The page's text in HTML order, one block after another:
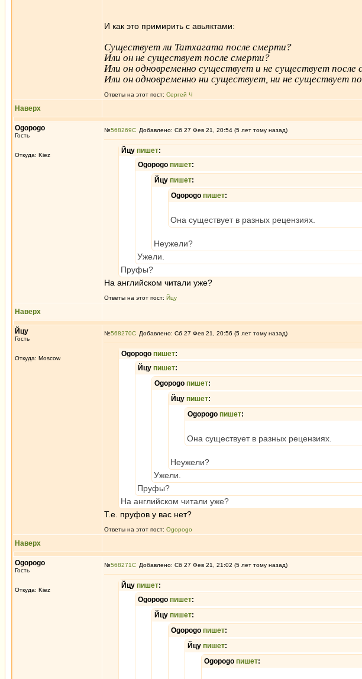
И как это примирить с авьяктами:
Существует ли Татхагата после смерти?
Или он не существует после смерти?
Или он одновременно существует и не существует после
Или он одновременно ни существует, ни не существует
Ответы на этот пост: Сергей Ч
Наверх
Ogopogo
Гость
Откуда: Kiez
№568269 Добавлено: Сб 27 Фев 21, 20:54 (5 лет тому назад)
Йцу пишет:
Ogopogo пишет:
Йцу пишет:
Ogopogo пишет:
Она существует в разных рецензиях.
Неужели?
Ужели.
Пруфы?
На английском читали уже?
Ответы на этот пост: Йцу
Наверх
Йцу
Гость
Откуда: Moscow
№568270 Добавлено: Сб 27 Фев 21, 20:56 (5 лет тому назад)
Ogopogo пишет:
Йцу пишет:
Ogopogo пишет:
Йцу пишет:
Ogopogo пишет:
Она существует в разных рецензиях.
Неужели?
Ужели.
Пруфы?
На английском читали уже?
Т.е. пруфов у вас нет?
Ответы на этот пост: Ogopogo
Наверх
Ogopogo
Гость
Откуда: Kiez
№568271 Добавлено: Сб 27 Фев 21, 21:02 (5 лет тому назад)
Йцу пишет:
Ogopogo пишет:
Йцу пишет:
Ogopogo пишет:
Йцу пишет:
Ogopogo пишет: